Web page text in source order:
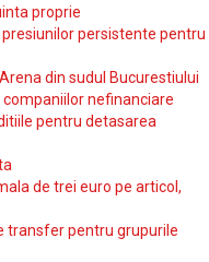
proprie
persistente pentru
din sudul Bucurestiului
nefinanciare
pentru detasarea
de trei euro pe articol,
transfer pentru grupurile